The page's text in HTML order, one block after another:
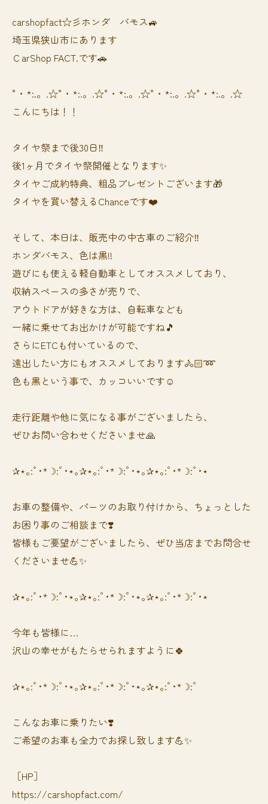
carshopfact☆彡ホンダ バモス🚙
埼玉県狭山市にあります
ＣarShop FACT.です🚗
°・*:.。.☆°・*:.。.☆°・*:.。.☆°・*:.。.☆°・*:.。.☆
こんにちは！！
タイヤ祭まで後30日‼️
後1ヶ月でタイヤ祭開催となります✨
タイヤご成約特典、粗品プレゼントございます🎁
タイヤを買い替えるChanceです❤️
そして、本日は、販売中の中古車のご紹介‼️
ホンダバモス、色は黒!!
遊びにも使える軽自動車としてオススメしており、
収納スペースの多さが売りで、
アウトドアが好きな方は、自転車なども
一緒に乗せてお出かけが可能ですね🎵
さらにETCも付いているので、
遠出したい方にもオススメしております🚴🏻➿
色も黒という事で、カッコいいです☺️
走行距離や他に気になる事がございましたら、
ぜひお問い合わせくださいませ🙏
✰⋆｡:ﾟ･*☽:ﾟ･⋆｡✰⋆｡:ﾟ･*☽:ﾟ･⋆｡✰⋆｡:ﾟ･*☽:ﾟ･⋆
お車の整備や、パーツのお取り付けから、ちょっとした
お困り事のご相談まで❣️
皆様もご要望がございましたら、ぜひ当店までお問合せ
くださいませ💪✨
✰⋆｡:ﾟ･*☽:ﾟ･⋆｡✰⋆｡:ﾟ･*☽:ﾟ･⋆｡✰⋆｡:ﾟ･*☽:ﾟ･⋆
今年も皆様に…
沢山の幸せがもたらせられますように🍀
✰⋆｡:ﾟ･*☽:ﾟ･⋆｡✰⋆｡:ﾟ･*☽:ﾟ･⋆｡✰⋆｡:ﾟ･*☽:ﾟ
⁡⁡⁡こんなお車に乗りたい❣️
ご希望のお車も全力でお探し致します💪✨
［HP］
https://carshopfact.com/